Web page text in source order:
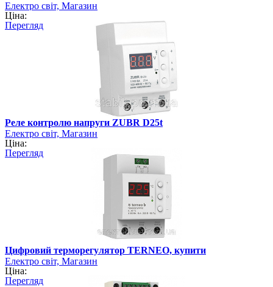
Електро світ, Магазин
Ціна:
Перегляд
Реле контролю напруги ZUBR D25t
Електро світ, Магазин
Ціна:
Перегляд
Цифровий терморегулятор TERNEO, купити
Електро світ, Магазин
Ціна:
Перегляд